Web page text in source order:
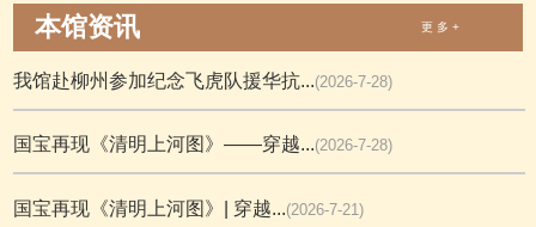
本馆资讯 更 多 +
我馆赴柳州参加纪念飞虎队援华抗...(2026-7-28)
国宝再现《清明上河图》——穿越...(2026-7-28)
国宝再现《清明上河图》| 穿越...(2026-7-21)